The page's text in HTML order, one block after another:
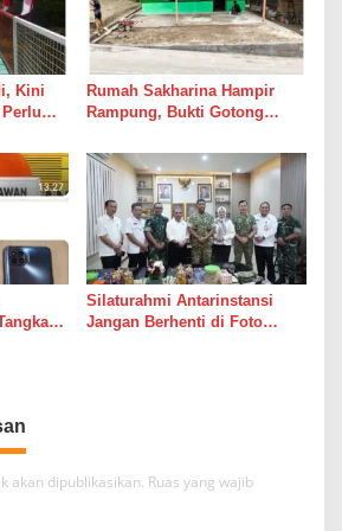
Kini
Perlu
Rumah Sakharina Hampir
Rampung, Bukti Gotong
dari Janji Banyak Orang
Silaturahmi Antarinstansi
Jangan Berhenti di Foto
akan dipublikasikan. Ruas yang wajib